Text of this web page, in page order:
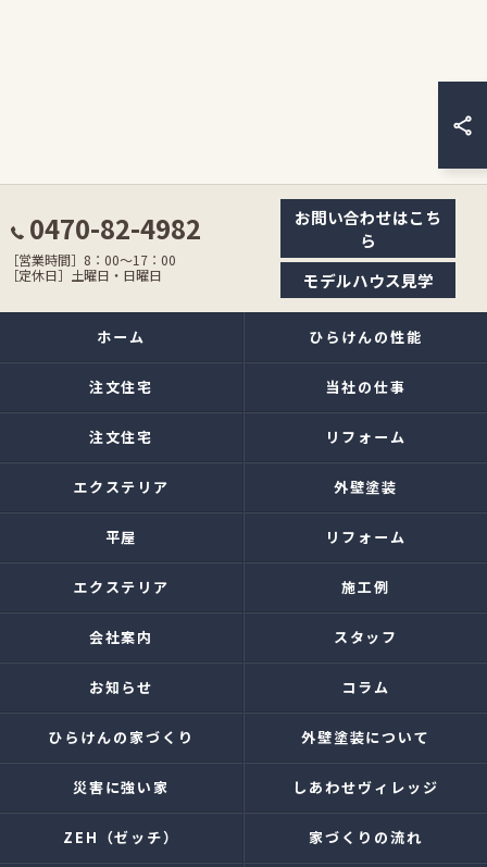
0470-82-4982
［営業時間］8：00〜17：00
［定休日］土曜日・日曜日
お問い合わせはこち
ら
モデルハウス見学
ホーム ひらけんの性能
注文住宅 当社の仕事
注文住宅 リフォーム
エクステリア 外壁塗装
平屋 リフォーム
エクステリア 施工例
会社案内 スタッフ
お知らせ コラム
ひらけんの家づくり 外壁塗装について
災害に強い家 しあわせヴィレッジ
ZEH（ゼッチ） 家づくりの流れ